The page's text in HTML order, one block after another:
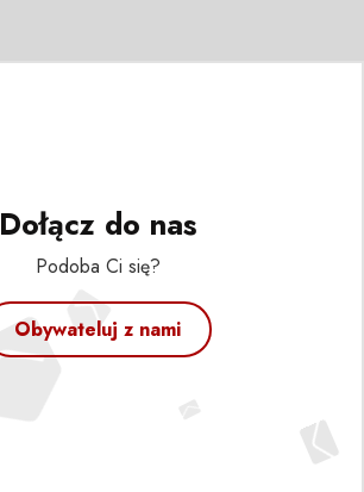
Dołącz do nas
Podoba Ci się?
Obywateluj z nami